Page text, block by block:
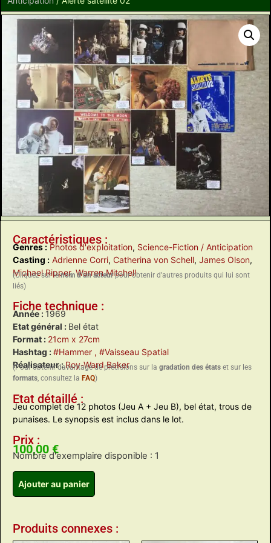
Caractéristiques :
Genres : Photos d'exploitation, Science-Fiction / Anticipation
Casting : Adrienne Corri, Catherina von Schell, James Olson,
Michael Ripper,Warren Mitchell
(Cliquez sur lenom d’un acteurpour obtenir d’autres produits qui lui sont
liés)
Fiche technique :
Année : 1969
Etat général : Bel état
Format : 21cm x 27cm
Hashtag :#Hammer , #Vaisseau Spatial
Réalisateur :Roy-Ward Baker
(Pour obtenir davantage de précisions sur la gradation des états et sur les
formats, consultez la FAQ)
Etat détaillé :
Jeu complet de 12 photos (Jeu A + Jeu B), bel état, trous de
punaises. Le synopsis est inclus dans le lot.
Prix :
100,00 €
Nombre d'exemplaire disponible : 1
Ajouter au panier
Produits connexes :